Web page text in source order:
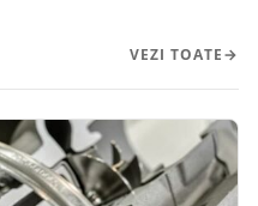
VEZI TOATE